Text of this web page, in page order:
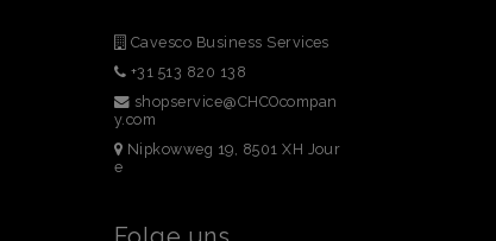
Cavesco Business Services
+31 513 820 138
shopservice@CHCOcompan
y.com
Nipkowweg 19, 8501 XH Jour
e